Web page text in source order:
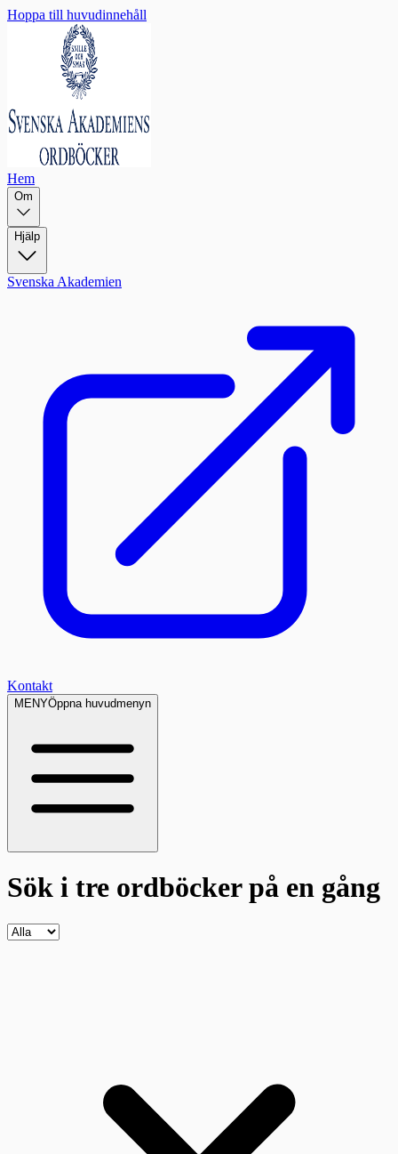
Hoppa till huvudinnehåll
Hem
Om
Hjälp
Svenska Akademien
Kontakt
MENYÖppna huvudmenyn
Sök i tre ordböckerpå en gång